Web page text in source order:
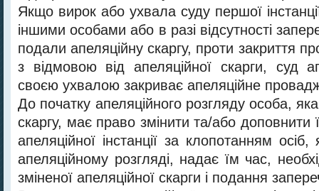
Якщо вирок або ухвала суду першої
іншими особами або в разі відсутності
подали апеляційну скаргу, проти закриття
з відмовою від апеляційної скарги, суд
своєю ухвалою закриває апеляційне
До початку апеляційного розгляду особа,
скаргу, має право змінити та/або доповнити
апеляційної інстанції за клопотанням
апеляційному розгляді, надає їм час,
зміненої апеляційної скарги і подання